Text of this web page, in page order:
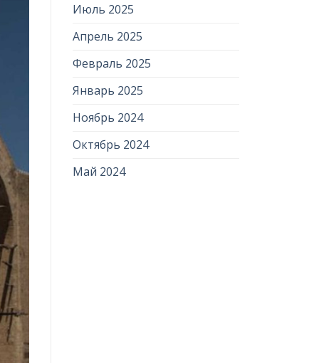
Июль 2025
Апрель 2025
Февраль 2025
Январь 2025
Ноябрь 2024
Октябрь 2024
Май 2024